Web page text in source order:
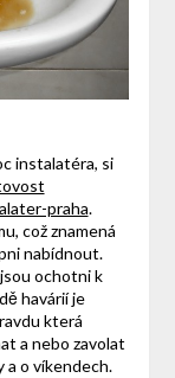
instalatéra, si
praha.
což znamená
nabídnout.
ochotni k
havárií je
která
a nebo zavolat
o víkendech.